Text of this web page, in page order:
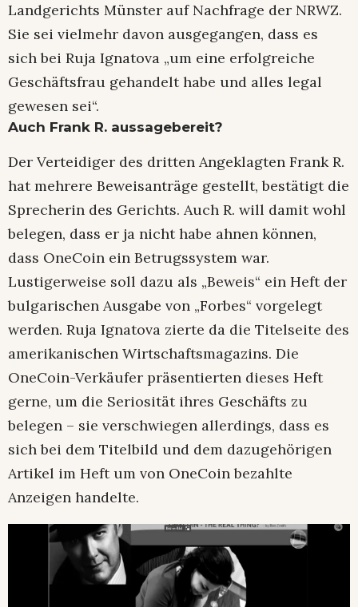
Landgerichts Münster auf Nachfrage der NRWZ.
Sie sei vielmehr davon ausgegangen, dass es
sich bei Ruja Ignatova „um eine erfolgreiche
Geschäftsfrau gehandelt habe und alles legal
gewesen sei“.
Auch Frank R. aussagebereit?
Der Verteidiger des dritten Angeklagten Frank R.
hat mehrere Beweisanträge gestellt, bestätigt die
Sprecherin des Gerichts. Auch R. will damit wohl
belegen, dass er ja nicht habe ahnen können,
dass OneCoin ein Betrugssystem war.
Lustigerweise soll dazu als „Beweis“ ein Heft der
bulgarischen Ausgabe von „Forbes“ vorgelegt
werden. Ruja Ignatova zierte da die Titelseite des
amerikanischen Wirtschaftsmagazins. Die
OneCoin-Verkäufer präsentierten dieses Heft
gerne, um die Seriosität ihres Geschäfts zu
belegen – sie verschwiegen allerdings, dass es
sich bei dem Titelbild und dem dazugehörigen
Artikel im Heft um von OneCoin bezahlte
Anzeigen handelte.